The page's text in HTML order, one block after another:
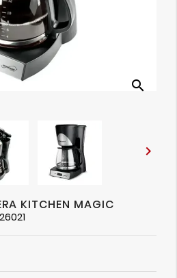
search

KITCHEN MAGIC